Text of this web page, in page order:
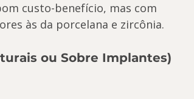
custo-benefício, mas com
às da porcelana e zircônia.
ou Sobre Implantes)